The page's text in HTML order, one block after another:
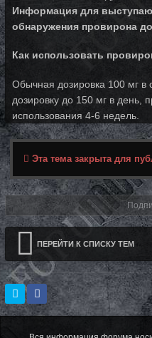
Информация для
обнаружения провирона
Как использовать
Обычная дозировка 100 мг в
дозировку до 150 мг в день,
использования 4-6 недель.
Эта тема закрыта для
ПЕРЕЙТИ К СПИСКУ ТЕМ